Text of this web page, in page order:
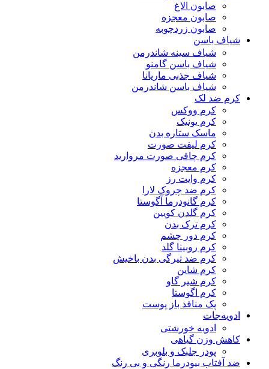
صابون الاغ
صابون معجزه
صابون زردچوبه
شیاف باسن
شیاف سینه شاندرمن
شیاف باسن گامنو
شیاف جذبی ماریانا
شیاف باسن شاندرمن
کرم ضد لک
کرم ووکس
کرم یونیک
ماسک ستاره بدن
کرم لیفت صورت
کرم چاقی صورت مروارید
کرم معجزه
کرم وایت رز
کرم ضد چروک لارا
کرم گانودرما آگوستا
کرم گلدن کویین
کرم ترک بدن
کرم دور چشم
کرم روبینا گلد
کرم ضد تیرگی بدن باخیش
کرم شاین
کرم شیر گاو
کرم اگوستا
پک منافذ باز پوست
ادویه‌جات
ادویه خورشتی
کاهش وزن گیاهی
پودر جلبک و بلوبری
ضد آفتاب بیودرما رنگی و بی رنگ